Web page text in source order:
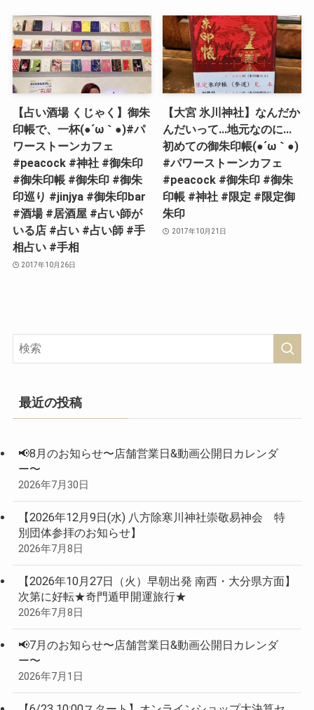
【占い酒場 くじゃく】御朱
印帳で、一杯(●´ω｀●)#パ
ワーストーンカフェ
#peacock #神社 #御朱印
#御朱印帳 #御朱印 #御朱
印巡り #jinjya #御朱印bar
#酒場 #居酒屋 #占い師が
いる店 #占い #占い師 #手
相占い #手相
2017年10月26日
【大宮 氷川神社】なんだか
んだいって…地元なのに…
初めての御朱印帳(●´ω｀●)
#パワーストーンカフェ
#peacock #御朱印 #御朱
印帳 #神社 #限定 #限定御
朱印
2017年10月21日
最近の投稿
📢8月のお知らせ〜店舗営業日&動画公開日カレンダ
ー〜
2026年7月30日
【2026年12月9日(水) 八方除寒川神社崇敬易神会 特
別団体参拝のお知らせ】
2026年7月8日
【2026年10月27日（火）早朝出発 南西・大分県方面】
次第に好転★奇門遁甲開運旅行★
2026年7月8日
📢7月のお知らせ〜店舗営業日&動画公開日カレンダ
ー〜
2026年7月1日